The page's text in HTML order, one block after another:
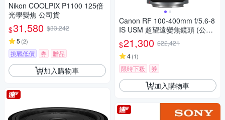
Nikon COOLPIX P1100 125倍
光學變焦 公司貨
$31,580 $33,242
5 (2)
挑戰低價 券 贈品
加入購物車
Canon RF 100-400mm f/5.6-8
IS USM 超望遠變焦鏡頭 (公司
貨)
$21,300 $22,421
4(1)
限時下殺 券
加入購物車